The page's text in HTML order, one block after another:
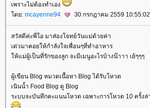
เพราะไม่ต้องทำเอง
ดย: mcayenne94 30 กรกฎาคม 2559 10:55:02
สวัสดีค่ะพี่โอ มาส่องโจทย์วันแม่ด้วยค่า
เด่วมาคอยให้กำลังใจเพื่อนๆที่ทำอาหาร
ห้แม่ผู้เป็นที่รักของลูก จะมีเมนูอะไรบ้างน๊าาา เย้ๆๆๆ
ผู้เขียน Blog หมวดเนื้อหา Blog ได้รับโหวต
เนินน้ำ Food Blog ดู Blog
ระบบจะบันทึกคะแนนโหวต เฉพาะการโหวต 10 ครั้ง